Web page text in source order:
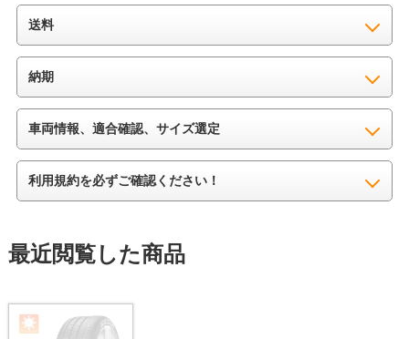
送料
納期
車両情報、適合確認、サイズ選定
利用規約を必ずご確認ください！
最近閲覧した商品